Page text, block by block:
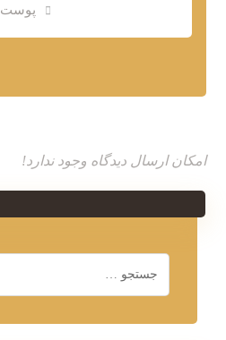
پوست
امکان ارسال دیدگاه وجود ندارد!